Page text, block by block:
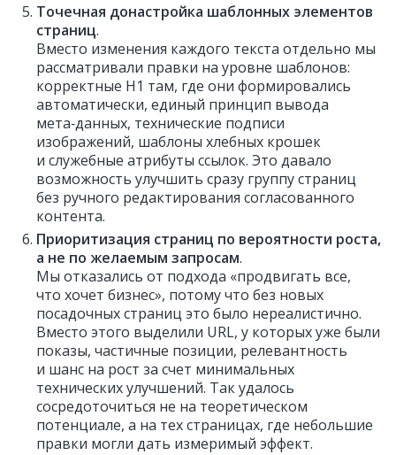
Точечная донастройка шаблонных элементов
страниц.
Вместо изменения каждого текста отдельно мы
рассматривали правки на уровне шаблонов:
корректные H1 там, где они формировались
автоматически, единый принцип вывода
мета‑данных, технические подписи
изображений, шаблоны хлебных крошек
и служебные атрибуты ссылок. Это давало
возможность улучшить сразу группу страниц
без ручного редактирования согласованного
контента.
Приоритизация страниц по вероятности роста,
а не по желаемым запросам.
Мы отказались от подхода «продвигать все,
что хочет бизнес», потому что без новых
посадочных страниц это было нереалистично.
Вместо этого выделили URL, у которых уже были
показы, частичные позиции, релевантность
и шанс на рост за счет минимальных
технических улучшений. Так удалось
сосредоточиться не на теоретическом
потенциале, а на тех страницах, где небольшие
правки могли дать измеримый эффект.